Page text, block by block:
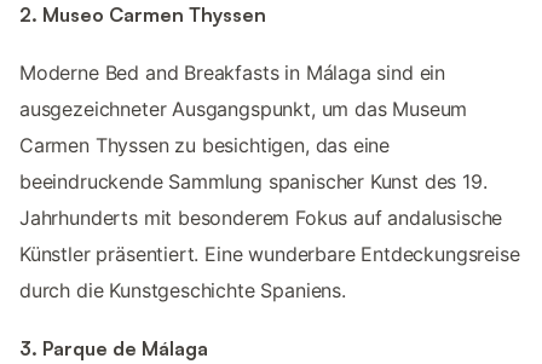
2. Museo Carmen Thyssen
Moderne Bed and Breakfasts in Málaga sind ein
ausgezeichneter Ausgangspunkt, um das Museum
Carmen Thyssen zu besichtigen, das eine
beeindruckende Sammlung spanischer Kunst des 19.
Jahrhunderts mit besonderem Fokus auf andalusische
Künstler präsentiert. Eine wunderbare Entdeckungsreise
durch die Kunstgeschichte Spaniens.
3. Parque de Málaga